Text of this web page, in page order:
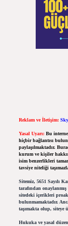
Reklam ve İletişim:
Yasal Uyarı: Bu
hiçbir bağlantısı
paylaşılmaktadır.
kurum ve kişiler
isim benzerlikleri
tavsiye niteliği
Sitemiz, 5651 Sayılı
tarafından
sitedeki içerikleri
bulunmamaktadır.
taşımakta olup, siteye
Hukuka ve yasal